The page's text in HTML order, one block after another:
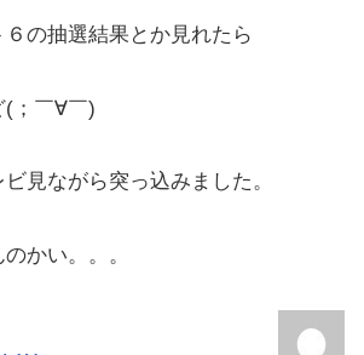
６の抽選結果とか見れたら
；￣∀￣)ゞ
見ながら突っ込みました。
かい。。。